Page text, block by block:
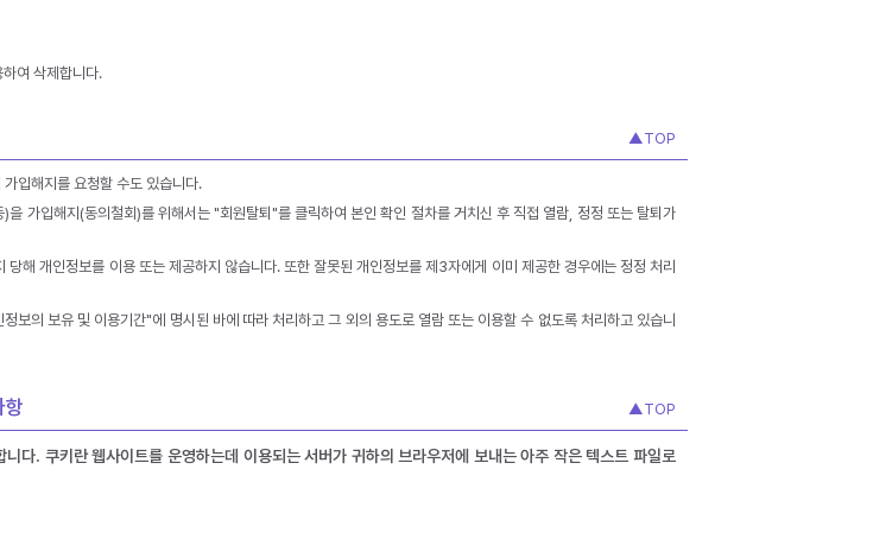
여 삭제합니다.
▲TOP
입해지를 요청할 수도 있습니다.
가입해지(동의철회)를 위해서는 "회원탈퇴"를 클릭하여 본인 확인 절차를 거치신 후 직접 열람, 정정 또는 탈퇴가
해 개인정보를 이용 또는 제공하지 않습니다. 또한 잘못된 개인정보를 제3자에게 이미 제공한 경우에는 정정 처리
보의 보유 및 이용기간"에 명시된 바에 따라 처리하고 그 외의 용도로 열람 또는 이용할 수 없도록 처리하고 있습니
항 ▲TOP
. 쿠키란 웹사이트를 운영하는데 이용되는 서버가 귀하의 브라우저에 보내는 아주 작은 텍스트 파일로